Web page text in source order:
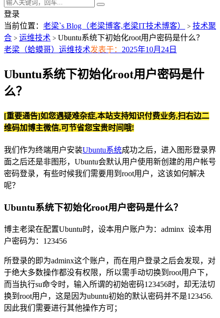
登录
当前位置： 老梁`s Blog（老梁博客,老梁IT技术博客） > 技术聚
合 > 运维技术 > Ubuntu系统下初始化root用户密码是什么？
老梁（蛤蟆哥） 运维技术发表于： 2025年10月24日
Ubuntu系统下初始化root用户密码是什
么？
[重要通告]如您遇疑难杂症,本站支持知识付费业务,扫右边二
维码加博主微信,可节省您宝贵时间哦!
我们作为终端用户安装Ubuntu系统成功之后，进入图形登录界
面之后还是非图形，Ubuntu会默认用户使用新创建的用户帐号
密码登录，有些时候我们需要用到root用户，这该如何解决
呢？
Ubuntu系统下初始化root用户密码是什么？
博主老梁在配置Ubuntu时，设本用户账户为：adminx 设本用
户密码为：123456
所登录的即为adminx这个账户，而在用户登录之后会发现，对
于绝大多数操作都没有权限，所以需手动切换到root用户下，
而当执行su命令时，输入所谓的初始密码123456时，却无法切
换到root用户，这是因为ubuntu初始的默认密码并不是123456.
因此我们需要进行其他操作方可；